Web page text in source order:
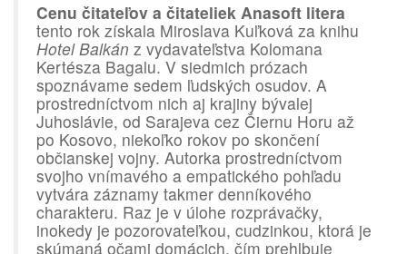
Cenu čitateľov a čitateliek Anasoft litera
tento rok získala Miroslava Kuľková za knihu
Hotel Balkán z vydavateľstva Kolomana
Kertésza Bagalu. V siedmich prózach
spoznávame sedem ľudských osudov. A
prostredníctvom nich aj krajiny bývalej
Juhoslávie, od Sarajeva cez Čiernu Horu až
po Kosovo, niekoľko rokov po skončení
občianskej vojny. Autorka prostredníctvom
svojho vnímavého a empatického pohľadu
vytvára záznamy takmer denníkového
charakteru. Raz je v úlohe rozprávačky,
inokedy je pozorovateľkou, cudzinkou, ktorá je
skúmaná očami domácich, čím prehlbuje